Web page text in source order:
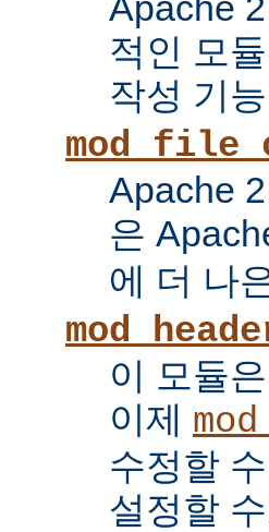
적인 모
작성 기
Apache
은
에 더 나
이 모듈
이제
수정할
설정할